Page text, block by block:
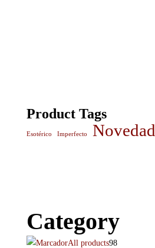
Product Tags
Esotérico Imperfecto Novedad
Category
All products98